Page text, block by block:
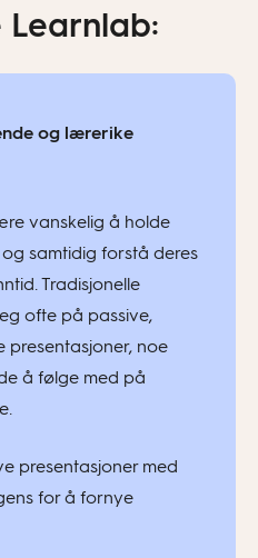
og lærerike
vanskelig å holde
samtidig forstå deres
Tradisjonelle
ofte på passive,
presentasjoner, noe
å følge med på
presentasjoner med
for å fornye